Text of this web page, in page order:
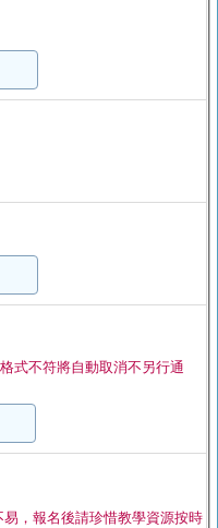
式不符將自動取消不另行通
，報名後請珍惜教學資源按時